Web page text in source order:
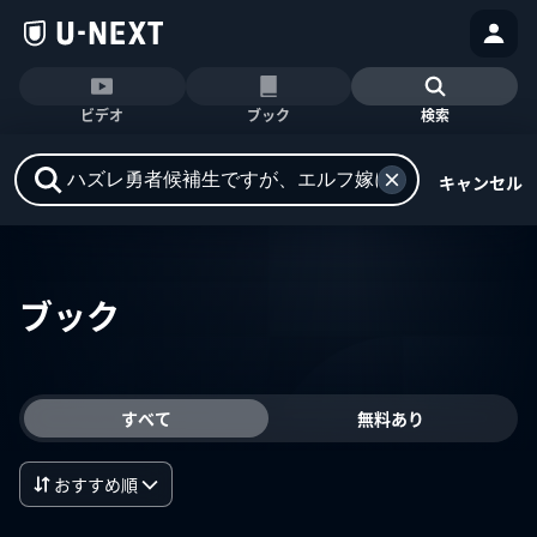
ビデオ ブック 検索
キャンセル
ブック
すべて 無料あり
おすすめ順